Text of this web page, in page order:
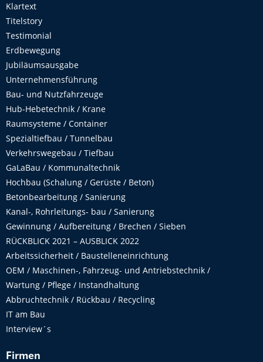
Klartext
Titelstory
Testimonial
Erdbewegung
Jubiläumsausgabe
Unternehmensführung
Bau- und Nutzfahrzeuge
Hub-Hebetechnik / Krane
Raumsysteme / Container
Spezialtiefbau / Tunnelbau
Verkehrswegebau / Tiefbau
GaLaBau / Kommunaltechnik
Hochbau (Schalung / Gerüste / Beton)
Betonbearbeitung / Sanierung
Kanal-, Rohrleitungs- bau / Sanierung
Gewinnung / Aufbereitung / Brechen / Sieben
RÜCKBLICK 2021 – AUSBLICK 2022
Arbeitssicherheit / Baustelleneinrichtung
OEM / Maschinen-, Fahrzeug- und Antriebstechnik /
Wartung / Pflege / Instandhaltung
Abbruchtechnik / Rückbau / Recycling
IT am Bau
Interview´s
Firmen